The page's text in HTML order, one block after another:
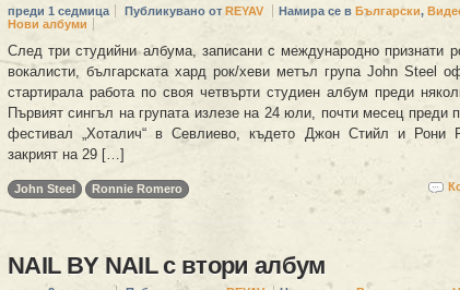
преди 1 седмица Публикувано от REYAV Намира се в Български,
Нови албуми
След три студийни албума, записани с международно признати
вокалисти, българската хард рок/хеви метъл група John Steel
стартирала работа по своя четвърти студиен албум преди
Първият сингъл на групата излезе на 24 юли, почти месец преди
фестивал „Хоталич“ в Севлиево, където Джон Стийл и Рони
закрият на 29 […]
John Steel Ronnie Romero
NAIL BY NAIL с втори албум